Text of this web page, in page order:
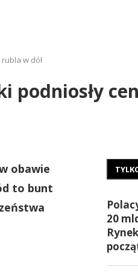
w dół
podniosły
obawie
to bunt
20